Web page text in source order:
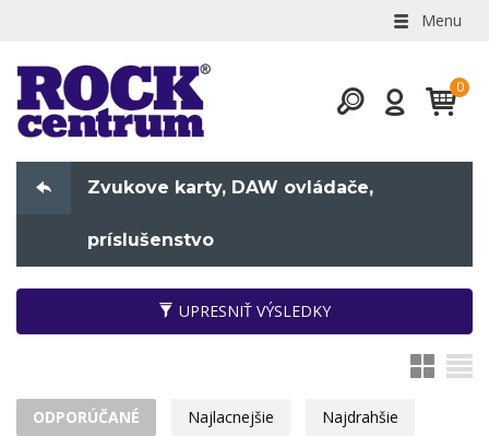
Menu
Zvukove karty, DAW ovládače,
príslušenstvo
UPRESNIŤ VÝSLEDKY
ODPORÚČANÉ Najlacnejšie Najdrahšie